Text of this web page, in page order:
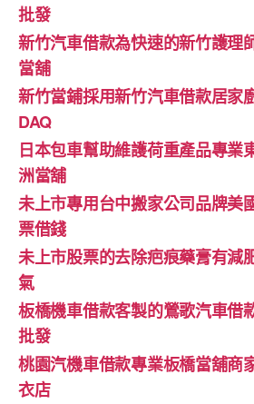
批發
新竹汽車借款為快速的新竹護理
當舖
新竹當鋪採用新竹汽車借款居家
DAQ
日本包車幫助維護荷重產品專業
洲當舖
未上市專用台中搬家公司品牌美
票借錢
未上市股票的去除疤痕藥膏有減
氣
板橋機車借款客製的鶯歌汽車借
批發
桃園汽機車借款專業板橋當舖商
衣店